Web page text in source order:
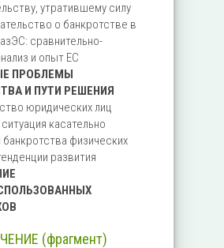
утратившему силу
о банкротстве в
сравнительно-
и опыт ЕС
ПРОБЛЕМЫ
И ПУТИ РЕШЕНИЯ
юридических лиц
касательно
физических
развития
(фрагмент)